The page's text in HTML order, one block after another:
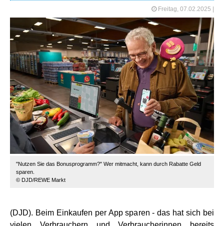
Freitag, 07.02.2025
"Nutzen Sie das Bonusprogramm?" Wer mitmacht, kann durch Rabatte Geld
sparen.
© DJD/REWE Markt
(DJD). Beim Einkaufen per App sparen - das hat sich bei